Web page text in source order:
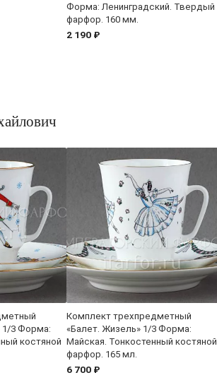
Форма: Ленинградский. Твердый
фарфор. 160 мм.
2 190 ₽
1/3 Форма:
костяной
Комплект трехпредметный
«Балет. Жизель» 1/3 Форма:
Майская. Тонкостенный костяной
фарфор. 165 мл.
6 700 ₽